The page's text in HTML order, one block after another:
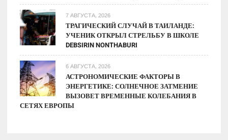
7 АВГУСТА, 2026
ТРАГИЧЕСКИЙ СЛУЧАЙ В ТАИЛАНДЕ:
УЧЕНИК ОТКРЫЛ СТРЕЛЬБУ В ШКОЛЕ
DEBSIRIN NONTHABURI
6 АВГУСТА, 2026
АСТРОНОМИЧЕСКИЕ ФАКТОРЫ В
ЭНЕРГЕТИКЕ: СОЛНЕЧНОЕ ЗАТМЕНИЕ
ВЫЗОВЕТ ВРЕМЕННЫЕ КОЛЕБАНИЯ В
СЕТЯХ ЕВРОПЫ